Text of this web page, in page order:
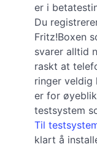
er i
Du
Fritz!Boxen
svarer alltid
raskt at
ringer veldig
er for
testsystem
Til
klart å